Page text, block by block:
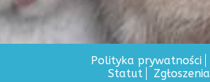
Polityka prywatności
Statut
Zgłoszenia